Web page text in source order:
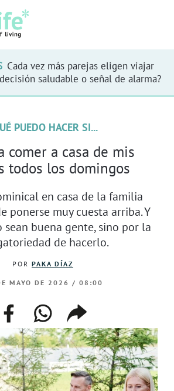
Cada vez más parejas eligen viajar
saludable o señal de alarma?
PUEDO HACER SI...
comer a casa de mis
todos los domingos
en casa de la familia
ponerse muy cuesta arriba. Y
sean buena gente, sino por la
de hacerlo.
POR PAKA DÍAZ
MAYO DE 2026 / 08:00
facebookwhatsappcompartir
enlace